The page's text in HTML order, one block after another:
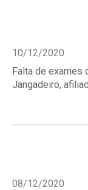
10/12/2020
Falta de exames
Jangadeiro,
08/12/2020